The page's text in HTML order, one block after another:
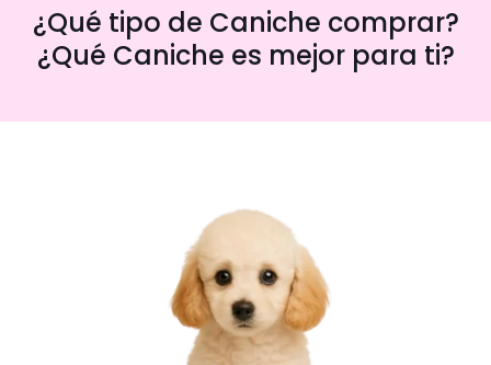
¿Qué tipo de Caniche comprar?
¿Qué Caniche es mejor para ti?